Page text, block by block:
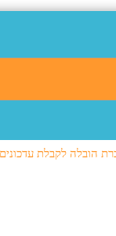
הובלה לקבלת